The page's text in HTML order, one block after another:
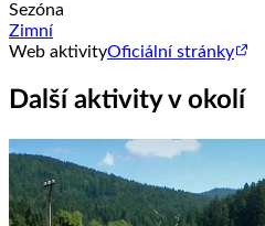
Sezóna
Zimní
Web aktivityOficiální stránky
Další aktivity v okolí